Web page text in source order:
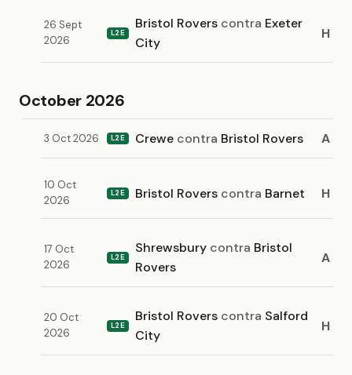
26 Sept
2026
L2E
Bristol Rovers contra Exeter
City
H
October 2026
3 Oct 2026 L2E Crewe contra Bristol Rovers A
10 Oct
2026
L2E Bristol Rovers contra Barnet H
17 Oct
2026
L2E
Shrewsbury contra Bristol
Rovers
A
20 Oct
2026
L2E
Bristol Rovers contra Salford
City
H